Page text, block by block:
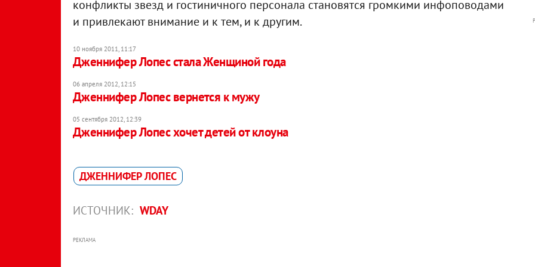
конфликты звезд и гостиничного персонала становятся громкими инфоповодами
и привлекают внимание и к тем, и к другим.
10 ноября 2011, 11:17
Дженнифер Лопес стала Женщиной года
06 апреля 2012, 12:15
Дженнифер Лопес вернется к мужу
05 сентября 2012, 12:39
Дженнифер Лопес хочет детей от клоуна
ДЖЕННИФЕР ЛОПЕС
ИСТОЧНИК: WDAY
РЕКЛАМА